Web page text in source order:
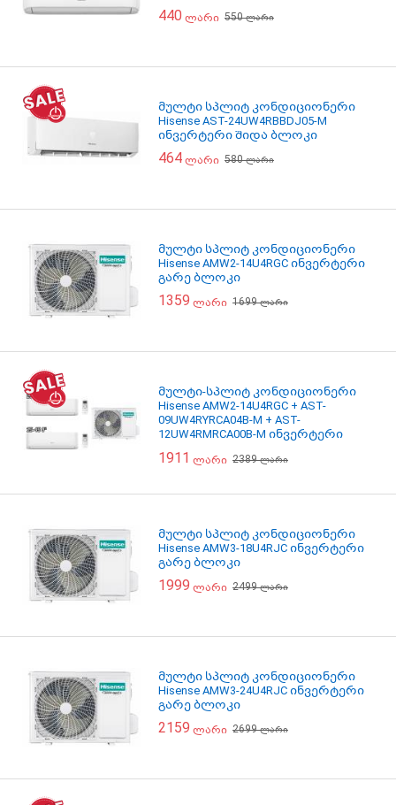
440 ლარი 550ლარი
მულტი სპლიტ კონდიციონერი
Hisense AST-24UW4RBBDJ05-M
ინვერტერი შიდა ბლოკი
464 ლარი 580ლარი
მულტი სპლიტ კონდიციონერი
Hisense AMW2-14U4RGC ინვერტერი
გარე ბლოკი
1359 ლარი 1699ლარი
მულტი-სპლიტ კონდიციონერი
Hisense AMW2-14U4RGC + AST-
09UW4RYRCA04B-M + AST-
12UW4RMRCA00B-M ინვერტერი
1911 ლარი 2389ლარი
მულტი სპლიტ კონდიციონერი
Hisense AMW3-18U4RJC ინვერტერი
გარე ბლოკი
1999 ლარი 2499ლარი
მულტი სპლიტ კონდიციონერი
Hisense AMW3-24U4RJC ინვერტერი
გარე ბლოკი
2159 ლარი 2699ლარი